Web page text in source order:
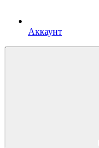
Аккаунт